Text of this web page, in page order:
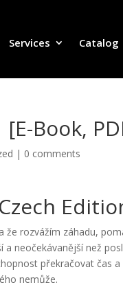
Services Catalog
Book,
| 0 comments
rozvážím záhadu,
a neočekávanější než
překračovat čas
nemůže.